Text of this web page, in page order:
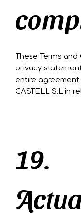
These Terms
privacy
entire agreement
CASTELL S.L in
19.